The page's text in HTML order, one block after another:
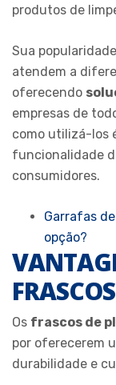
produtos de
Sua
atendem a
oferecendo
empresas de
como utilizá-los
funcionalidade
consumidores.
Garrafas
opção?
Os frascos de
por oferecerem
durabilidade e